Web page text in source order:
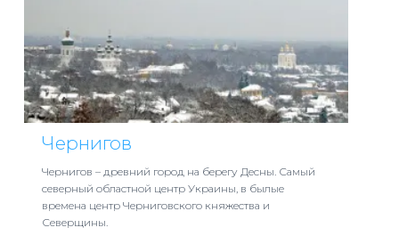
Чернигов
Чернигов – древний город на берегу Десны. Самый
северный областной центр Украины, в былые
времена центр Черниговского княжества и
Северщины.